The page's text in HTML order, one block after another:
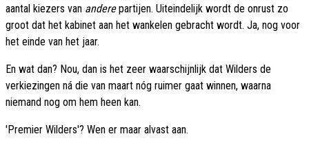
aantal kiezers van anderepartijen. Uiteindelijk wordt de onrust zo
groot dat het kabinet aan het wankelen gebracht wordt. Ja, nog voor
het einde van het jaar.
En wat dan? Nou, dan is het zeer waarschijnlijk dat Wilders de
verkiezingen ná die van maart nóg ruimer gaat winnen, waarna
niemand nog om hem heen kan.
'Premier Wilders'? Wen er maar alvast aan.